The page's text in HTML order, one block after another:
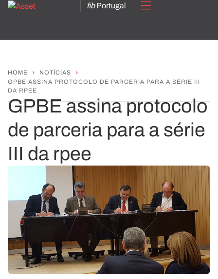
fibPortugal
HOME
NOTÍCIAS
GPBE ASSINA PROTOCOLO DE PARCERIA PARA A SÉRIE III
DA RPEE
GPBE assina protocolo
de parceria para a série
III da rpee